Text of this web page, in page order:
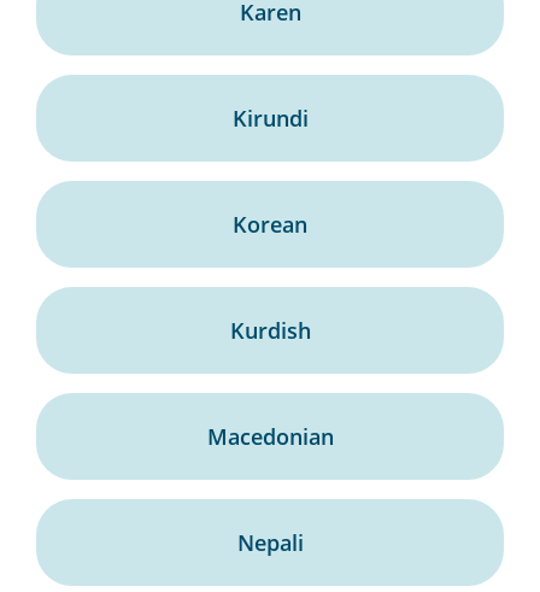
Karen
Kirundi
Korean
Kurdish
Macedonian
Nepali